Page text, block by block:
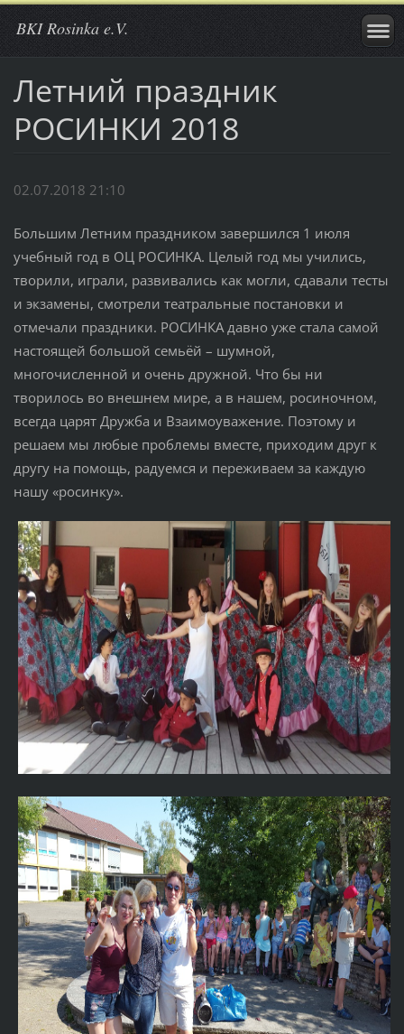
BKI Rosinka e.V.
Летний праздник
РОСИНКИ 2018
02.07.2018 21:10
Большим Летним праздником завершился 1 июля
учебный год в ОЦ РОСИНКА. Целый год мы учились,
творили, играли, развивались как могли, сдавали тесты
и экзамены, смотрели театральные постановки и
отмечали праздники. РОСИНКА давно уже стала самой
настоящей большой семьёй – шумной,
многочисленной и очень дружной. Что бы ни
творилось во внешнем мире, а в нашем, росиночном,
всегда царят Дружба и Взаимоуважение. Поэтому и
решаем мы любые проблемы вместе, приходим друг к
другу на помощь, радуемся и переживаем за каждую
нашу «росинку».